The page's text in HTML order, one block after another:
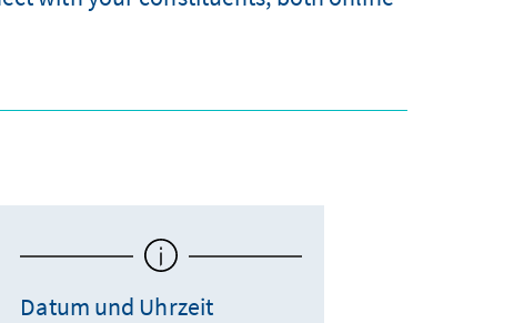
Datum und Uhrzeit